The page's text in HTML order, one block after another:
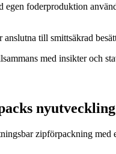
foderproduktion
till smittsäkrad
med insikter och
nyutveckling
zipförpackning